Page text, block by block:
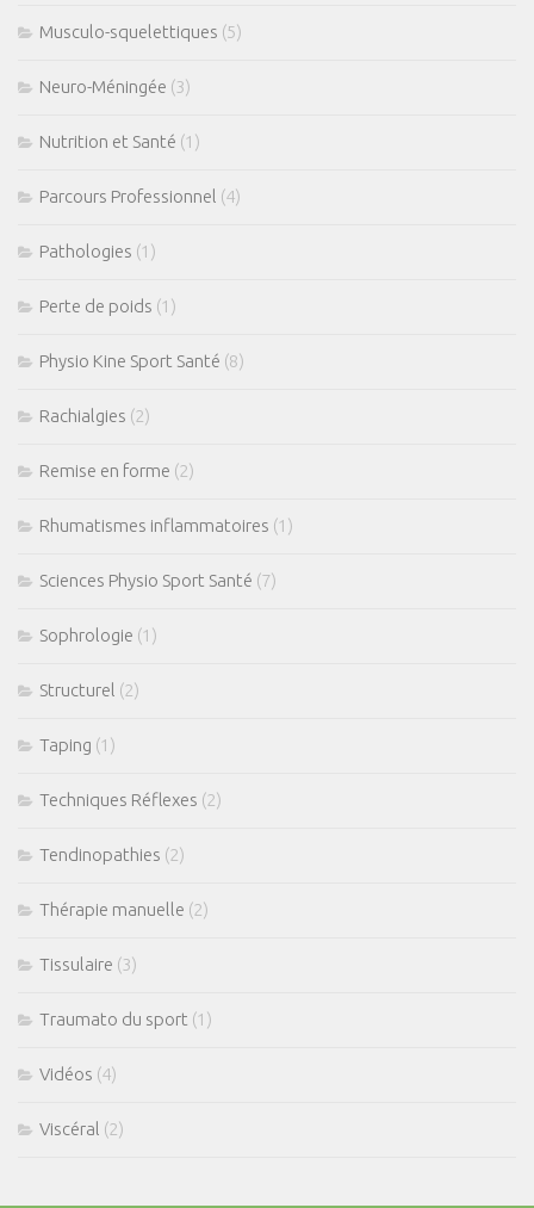
Musculo-squelettiques (5)
Neuro-Méningée (3)
Nutrition et Santé (1)
Parcours Professionnel (4)
Pathologies (1)
Perte de poids (1)
Physio Kine Sport Santé (8)
Rachialgies (2)
Remise en forme (2)
Rhumatismes inflammatoires (1)
Sciences Physio Sport Santé (7)
Sophrologie (1)
Structurel (2)
Taping (1)
Techniques Réflexes (2)
Tendinopathies (2)
Thérapie manuelle (2)
Tissulaire (3)
Traumato du sport (1)
Vidéos (4)
Viscéral (2)